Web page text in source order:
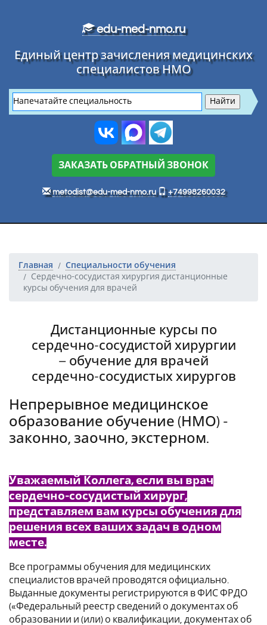
edu-med-nmo.ru
Единый центр зачисления медицинских
специалистов НМО
ЗАКАЗАТЬ ОБРАТНЫЙ ЗВОНОК
metodist@edu-med-nmo.ru +74998260032
Главная
Специальности обучения
Сердечно-сосудистая хирургия дистанционные
курсы обучения для врачей
Дистанционные курсы по
сердечно-сосудистой хирургии
– обучение для врачей
сердечно-сосудистых хирургов
Непрерывное медицинское
образование обучение (НМО) -
законно, заочно, экстерном.
Уважаемый Коллега, если вы врач
сердечно-сосудистый хирург,
представляем вам курсы обучения для
решения всех ваших задач в одном
месте.
Все программы обучения для медицинских
специалистов врачей проводятся официально.
Выданные документы регистрируются в ФИС ФРДО
(«Федеральный реестр сведений о документах об
образовании и (или) о квалификации, документах об